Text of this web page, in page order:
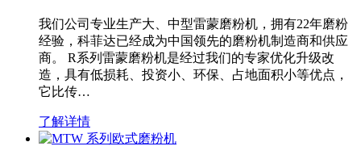
我们公司专业生产大、中型雷蒙磨粉机，拥有22年磨粉
经验，科菲达已经成为中国领先的磨粉机制造商和供应
商。 R系列雷蒙磨粉机是经过我们的专家优化升级改
造，具有低损耗、投资小、环保、占地面积小等优点，
它比传…
了解详情